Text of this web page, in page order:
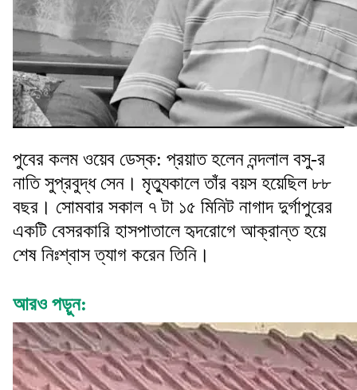
পুবের কলম ওয়েব ডেস্ক: প্রয়াত হলেন নন্দলাল বসু-র
নাতি সুপ্রবুদ্ধ সেন। মৃত্যুকালে তাঁর বয়স হয়েছিল ৮৮
বছর। সোমবার সকাল ৭ টা ১৫ মিনিট নাগাদ দুর্গাপুরের
একটি বেসরকারি হাসপাতালে হৃদরোগে আক্রান্ত হয়ে
শেষ নিঃশ্বাস ত্যাগ করেন তিনি।
আরও পড়ুন: